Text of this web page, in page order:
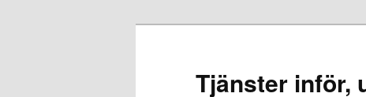
Tjänster inför,